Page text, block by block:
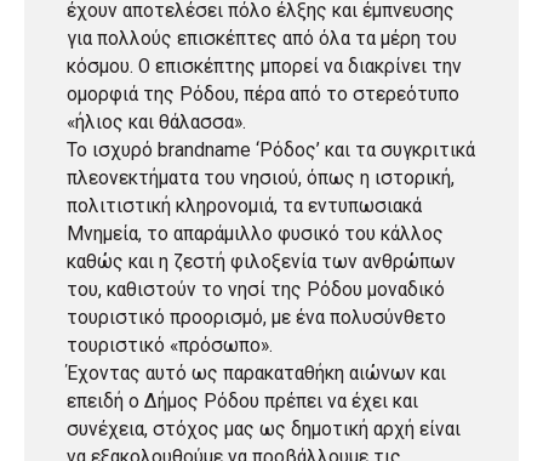
έχουν αποτελέσει πόλο έλξης και έμπνευσης
για πολλούς επισκέπτες από όλα τα μέρη του
κόσμου. Ο επισκέπτης μπορεί να διακρίνει την
ομορφιά της Ρόδου, πέρα από το στερεότυπο
«ήλιος και θάλασσα».
Το ισχυρό brandname ‘Ρόδος’ και τα συγκριτικά
πλεονεκτήματα του νησιού, όπως η ιστορική,
πολιτιστική κληρονομιά, τα εντυπωσιακά
Μνημεία, το απαράμιλλο φυσικό του κάλλος
καθώς και η ζεστή φιλοξενία των ανθρώπων
του, καθιστούν το νησί της Ρόδου μοναδικό
τουριστικό προορισμό, με ένα πολυσύνθετο
τουριστικό «πρόσωπο».
Έχοντας αυτό ως παρακαταθήκη αιώνων και
επειδή ο Δήμος Ρόδου πρέπει να έχει και
συνέχεια, στόχος μας ως δημοτική αρχή είναι